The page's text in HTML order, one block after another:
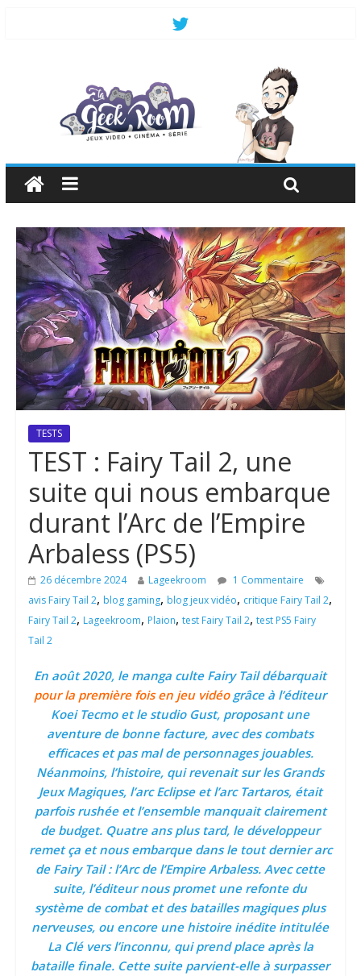
TESTS
TEST : Fairy Tail 2, une
suite qui nous embarque
durant l’Arc de l’Empire
Arbaless (PS5)
26 décembre 2024 Lageekroom
1 Commentaire
avis Fairy Tail 2, blog gaming, blog jeux vidéo, critique Fairy Tail 2,
Fairy Tail 2, Lageekroom, Plaion, test Fairy Tail 2, test PS5 Fairy
Tail 2
En août 2020, le manga culte Fairy Tail débarquait
pour la première fois en jeu vidéogrâce à l’éditeur
Koei Tecmo et le studio Gust, proposant une
aventure de bonne facture, avec des combats
efficaces et pas mal de personnages jouables.
Néanmoins, l’histoire, qui revenait sur les Grands
Jeux Magiques, l’arc Eclipse et l’arc Tartaros, était
parfois rushée et l’ensemble manquait clairement
de budget. Quatre ans plus tard, le développeur
remet ça et nous embarque dans le tout dernier arc
de Fairy Tail : l’Arc de l’Empire Arbaless. Avec cette
suite, l’éditeur nous promet une refonte du
système de combat et des batailles magiques plus
nerveuses, ou encore une histoire inédite intitulée
La Clé vers l’inconnu, qui prend place après la
bataille finale. Cette suite parvient-elle à surpasser